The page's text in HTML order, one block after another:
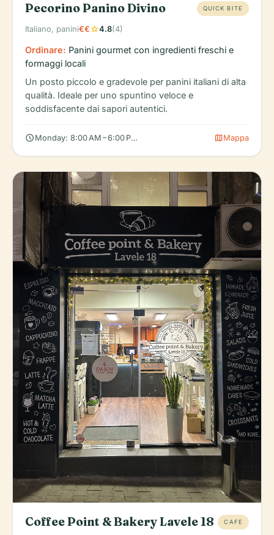
Pecorino Panino Divino QUICK BITE
Italiano, panini€€star4.8(4)
Ordinare: Panini gourmet con ingredienti freschi e
formaggi locali
Un posto piccolo e gradevole per panini italiani di alta
qualità. Ideale per uno spuntino veloce e
soddisfacente dai sapori autentici.
schedule Monday: 8:00 AM – 6:00 PM, Tuesday: 8:00 AM – 6:00 PM,
mapMappa
Coffee Point & Bakery Lavele 18 CAFE